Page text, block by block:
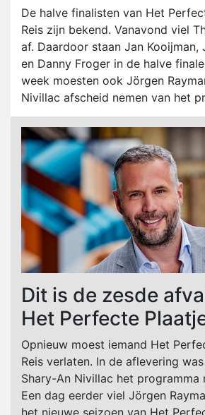
De halve finalisten van Het
Reis zijn bekend. Vanavond viel
af. Daardoor staan Jan Kooijman,
en Danny Froger in de halve
week moesten ook Jörgen
Nivillac afscheid nemen van het
Dit is de zesde
Het Perfecte
Opnieuw moest iemand Het
Reis verlaten. In de aflevering
Shary-An Nivillac het programma
Een dag eerder viel Jörgen